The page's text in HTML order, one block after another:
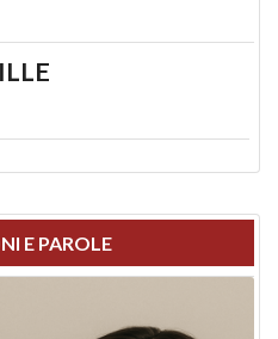
E PAROLE